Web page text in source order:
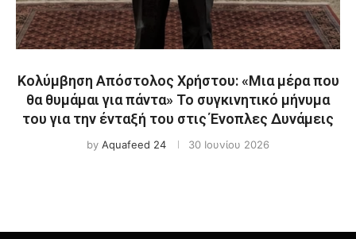
Κολύμβηση Απόστολος Χρήστου: «Μια μέρα που
θα θυμάμαι για πάντα» Το συγκινητικό μήνυμα
του για την ένταξή του στις Ένοπλες Δυνάμεις
by Aquafeed 24 30 Ιουνίου 2026